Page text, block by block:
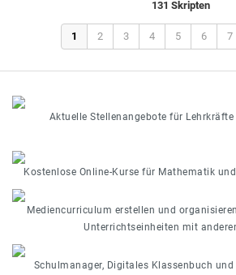
131 Skripten
1 2 3 4 5 6 7
Aktuelle Stellenangebote für Lehrkräfte
Kostenlose Online-Kurse für Mathematik
Mediencurriculum erstellen und
Unterrichtseinheiten mit
Schulmanager, Digitales Klassenbuch